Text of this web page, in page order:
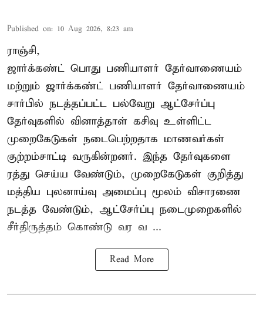
Published on: 10 Aug 2026, 8:23 am
ராஞ்சி,
ஜார்க்கண்ட் பொது பணியாளர் தேர்வாணையம்
மற்றும் ஜார்க்கண்ட் பணியாளர் தேர்வாணையம்
சார்பில் நடத்தப்பட்ட பல்வேறு ஆட்சேர்ப்பு
தேர்வுகளில் வினாத்தாள் கசிவு உள்ளிட்ட
முறைகேடுகள் நடைபெற்றதாக மாணவர்கள்
குற்றம்சாட்டி வருகின்றனர். இந்த தேர்வுகளை
ரத்து செய்ய வேண்டும், முறைகேடுகள் குறித்து
மத்திய புலனாய்வு அமைப்பு மூலம் விசாரணை
நடத்த வேண்டும், ஆட்சேர்ப்பு நடைமுறைகளில்
சீர்திருத்தம் கொண்டு வர வ ...
Read More